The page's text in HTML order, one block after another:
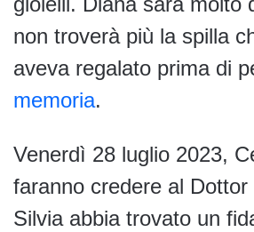
non troverà più la spilla
aveva regalato prima di
memoria.
Venerdì 28 luglio 2023,
faranno credere al Dottor
Silvia abbia trovato un